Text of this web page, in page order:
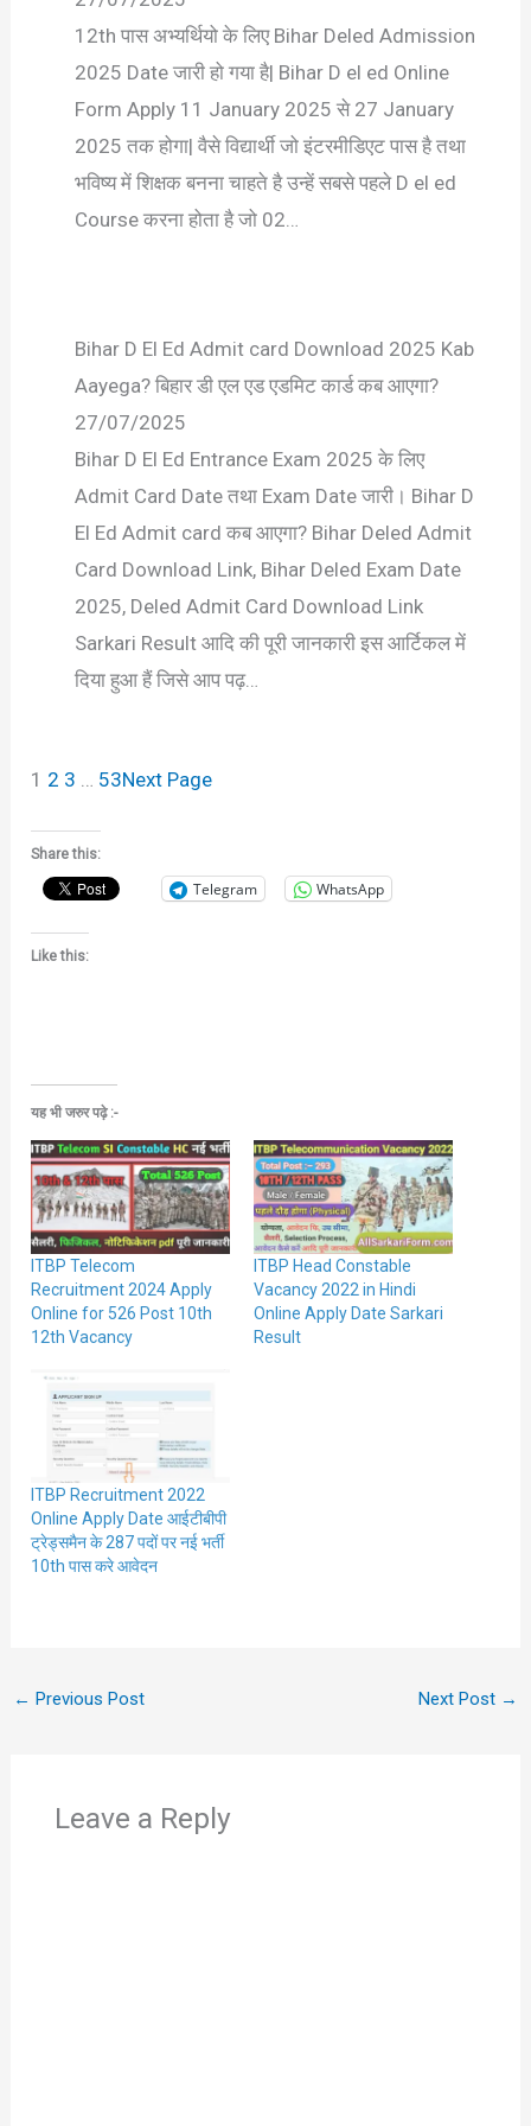
12th पास अभ्यर्थियो के लिए Bihar Deled Admission
2025 Date जारी हो गया है| Bihar D el ed Online
Form Apply 11 January 2025 से 27 January
2025 तक होगा| वैसे विद्यार्थी जो इंटरमीडिएट पास है तथा
भविष्य में शिक्षक बनना चाहते है उन्हें सबसे पहले D el ed
Course करना होता है जो 02…
Bihar D El Ed Admit card Download 2025 Kab
Aayega? बिहार डी एल एड एडमिट कार्ड कब आएगा?
27/07/2025
Bihar D El Ed Entrance Exam 2025 के लिए
Admit Card Date तथा Exam Date जारी। Bihar D
El Ed Admit card कब आएगा? Bihar Deled Admit
Card Download Link, Bihar Deled Exam Date
2025, Deled Admit Card Download Link
Sarkari Result आदि की पूरी जानकारी इस आर्टिकल में
दिया हुआ हैं जिसे आप पढ़…
1 2 3 53Next Page
Share this:
Telegram WhatsApp
Like this:
यह भी जरुर पढ़े :-
ITBP Telecom
Recruitment 2024 Apply
Online for 526 Post 10th
12th Vacancy
ITBP Head Constable
Vacancy 2022 in Hindi
Online Apply Date Sarkari
Result
ITBP Recruitment 2022
Online Apply Date आईटीबीपी
ट्रेड्समैन के 287 पदों पर नई भर्ती
10th पास करे आवेदन
← Previous Post Next Post →
Leave a Reply